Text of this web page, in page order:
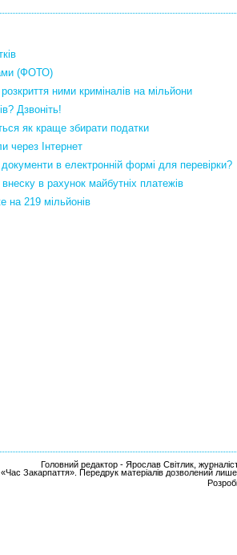
(ФОТО)
ними криміналів на мільйони
Дзвоніть!
як краще збирати податки
через Інтернет
в електронній формі для перевірки?
в рахунок майбутніх платежів
на 219 мільйонів
Головний редактор - Ярослав Світлик,
Закарпаття». Передрук матеріалів дозволений